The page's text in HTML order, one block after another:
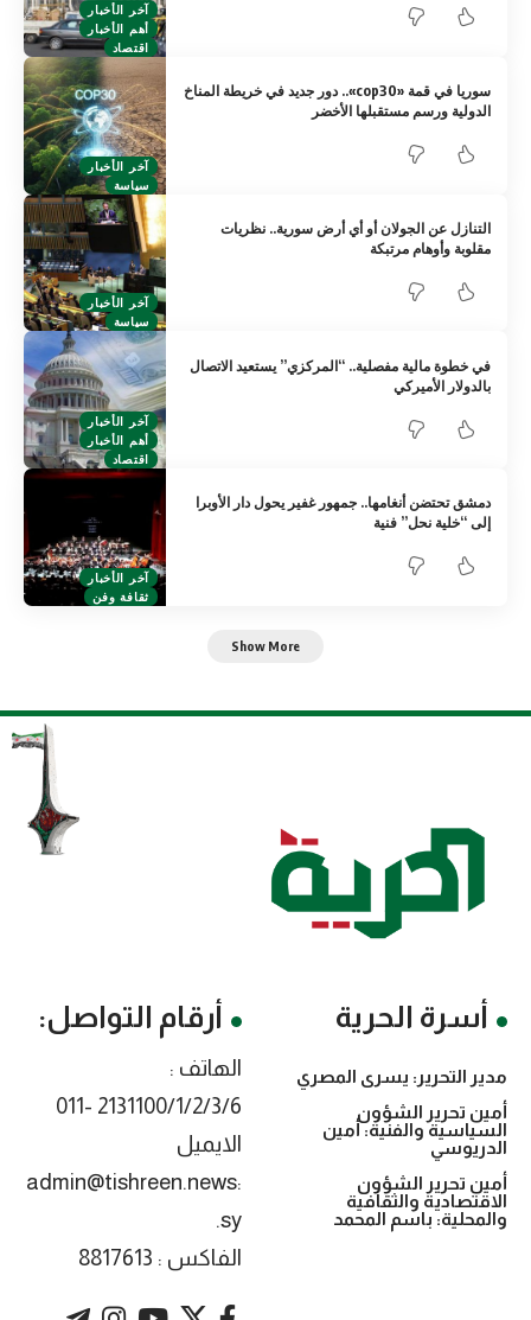
آخر الأخبار
أهم الأخبار
اقتصاد
آخر الأخبار
سياسة
سوريا في قمة «cop30».. دور جديد في خريطة المناخ
الدولية ورسم مستقبلها الأخضر
آخر الأخبار
سياسة
التنازل عن الجولان أو أي أرض سورية.. نظريات
مقلوبة وأوهام مرتبكة
آخر الأخبار
أهم الأخبار
اقتصاد
في خطوة مالية مفصلية.. “المركزي” يستعيد الاتصال
بالدولار الأميركي
آخر الأخبار
ثقافة وفن
دمشق تحتضن أنغامها.. جمهور غفير يحول دار الأوبرا
إلى “خلية نحل” فنية
Show More
أسرة الحرية
مدير التحرير: يسرى المصري
أمين تحرير الشؤون
السياسية والفنية: أمين
الدريوسي
أمين تحرير الشؤون
الاقتصادية والثقافية
والمحلية: باسم المحمد
أرقام التواصل:
الهاتف :
2131100/1/2/3/6 -011
الايميل
:admin@tishreen.news
.sy
الفاكس : 8817613